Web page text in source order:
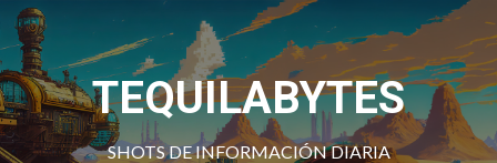
Saltar
al
contenido
TEQUILABYTES
SHOTS DE INFORMACIÓN DIARIA